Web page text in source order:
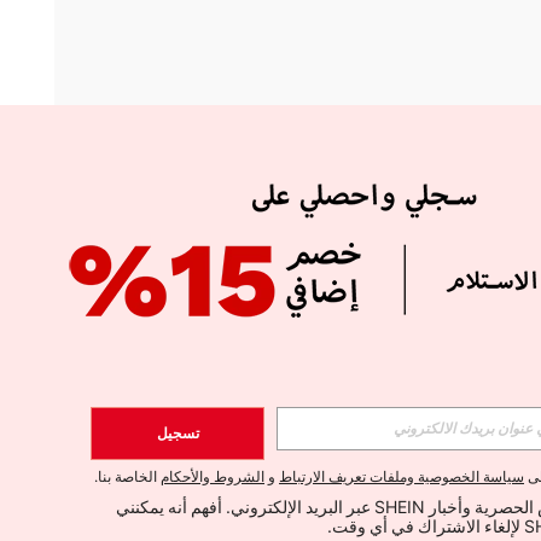
الإشتراك
اشتراك
تسجيل
سياسة الخصوصية وملفات تعريف الارتباط و الشروط والأحكام الخاصة بنا.
أود تلقي العروض الحصرية وأخبار SHEIN عبر البريد الإلكتروني. أفهم أنه يمكنني